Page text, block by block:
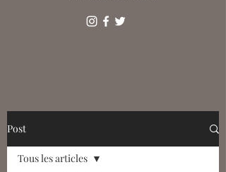
Post
Tous les articles